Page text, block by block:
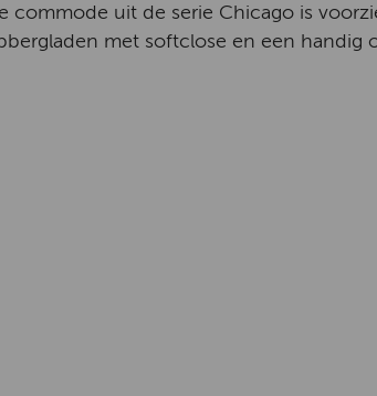
commode uit de serie Chicago is
met softclose en een handig